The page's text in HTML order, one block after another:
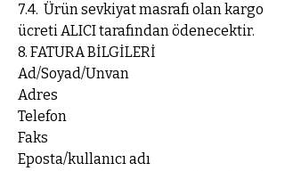
7.4. Ürün sevkiyat masrafı olan kargo
ücreti ALICI tarafından ödenecektir.
8. FATURA BİLGİLERİ
Ad/Soyad/Unvan
Adres
Telefon
Faks
Eposta/kullanıcı adı